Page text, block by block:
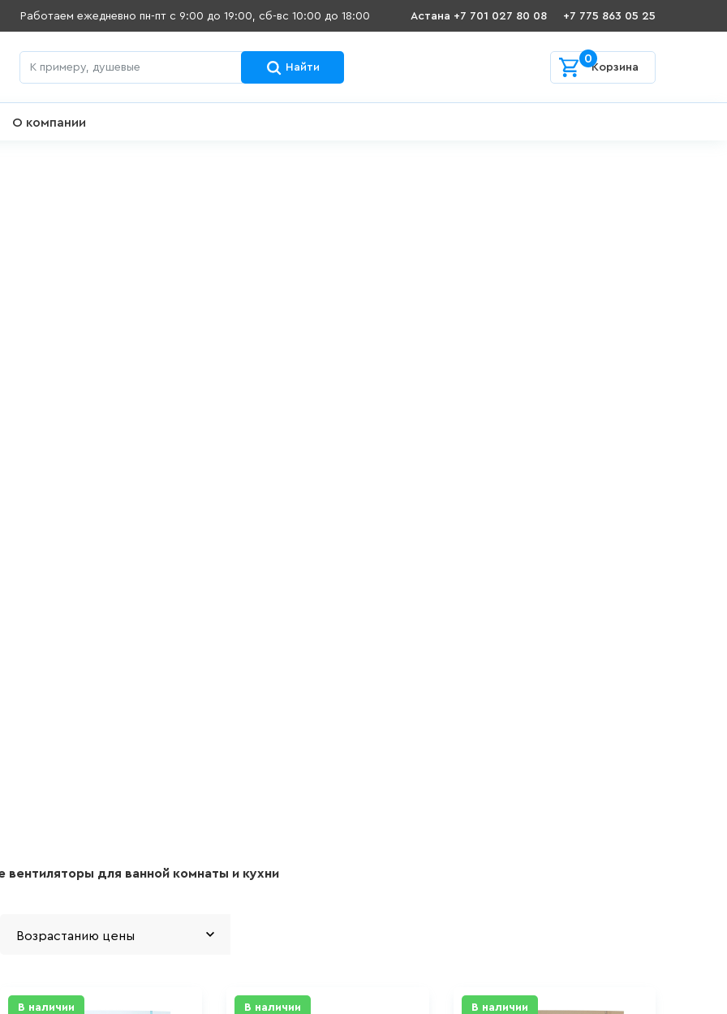
Работаем ежедневно пн-пт с 9:00 до 19:00, сб-вс 10:00 до 18:00 Астана +7 701 027 80 08 +7 775 863 05 25
Найти Корзина
0
О компании
вентиляторы для ванной комнаты и кухни
В наличии В наличии В наличии